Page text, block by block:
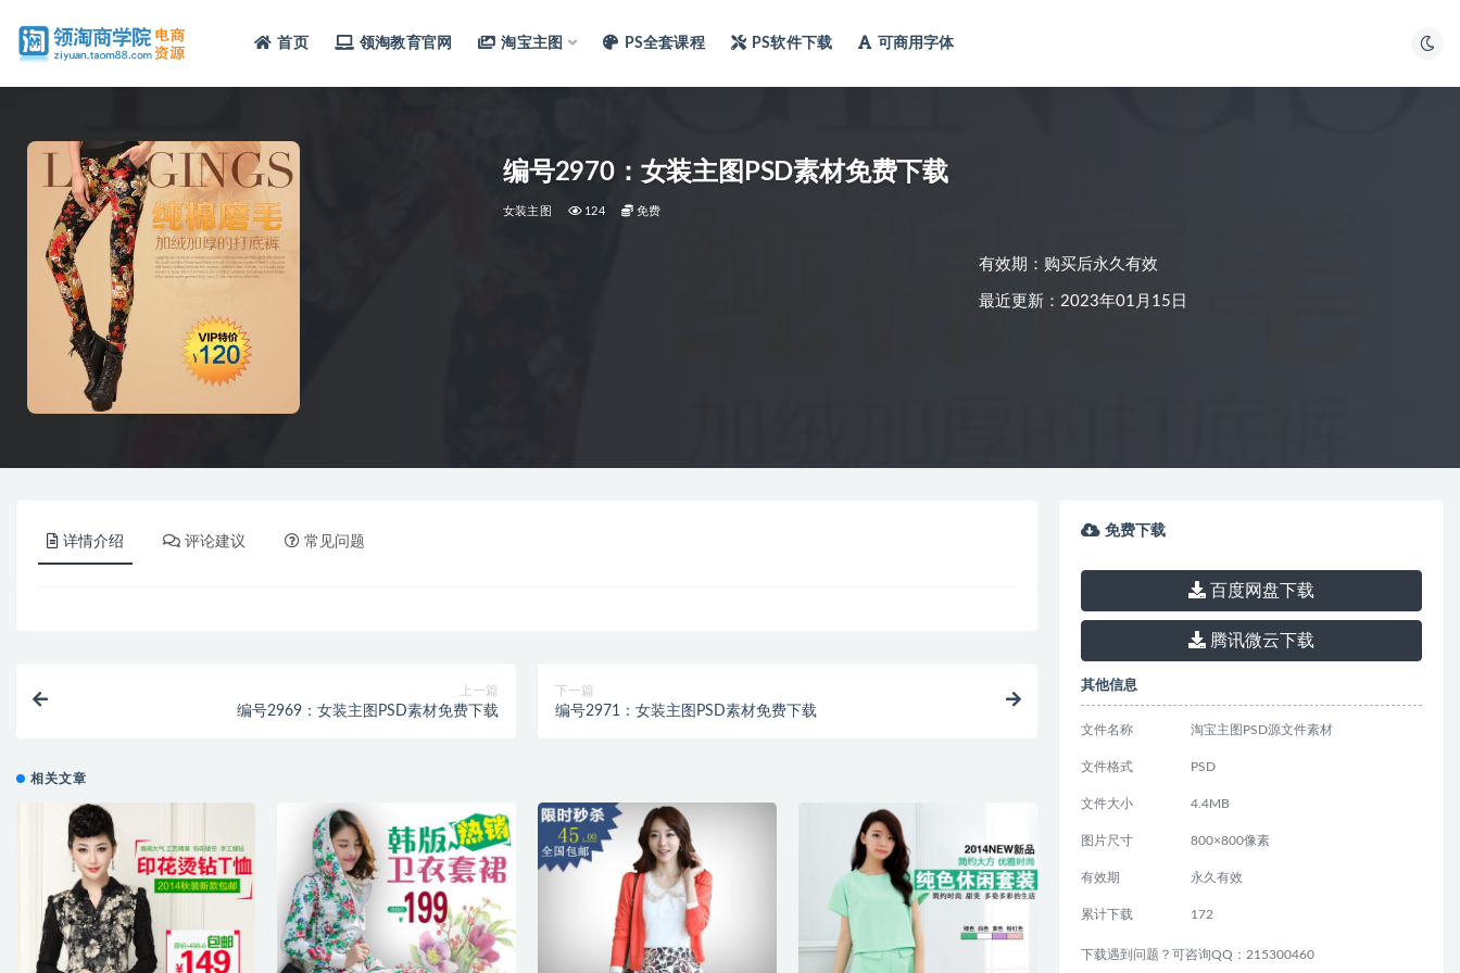
首页 领淘教育官网 淘宝主图 PS全套课程 PS软件下载 可商用字体
编号2970：女装主图PSD素材免费下载
女装主图 124 免费
有效期：购买后永久有效
最近更新：2023年01月15日
详情介绍 评论建议 常见问题
上一篇
编号2969：女装主图PSD素材免费下载
下一篇
编号2971：女装主图PSD素材免费下载
相关文章
免费下载
百度网盘下载
腾讯微云下载
其他信息
文件名称 淘宝主图PSD源文件素材
文件格式 PSD
文件大小 4.4MB
图片尺寸 800×800像素
有效期 永久有效
累计下载 172
下载遇到问题？可咨询QQ：215300460